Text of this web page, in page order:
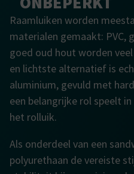
Raamluiken worden
materialen gemaakt: PVC,
goed oud hout worden
en lichtste alternatief is
aluminium, gevuld met
een belangrijke rol speelt
het rolluik.
Als onderdeel van een
polyurethaan de vereiste